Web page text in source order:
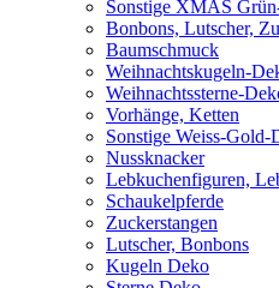
Sonstige XMAS
Bonbons, Lutscher,
Baumschmuck
Weihnachtskugeln-
Weihnachtssterne-
Vorhänge, Ketten
Sonstige Weiss-Gold-
Nussknacker
Lebkuchenfiguren,
Schaukelpferde
Zuckerstangen
Lutscher, Bonbons
Kugeln Deko